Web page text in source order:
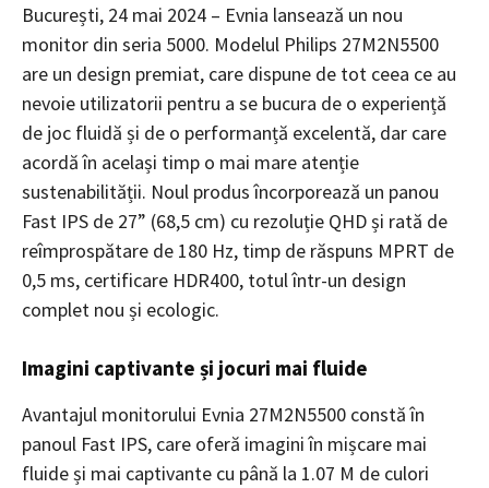
București, 24 mai 2024 – Evnia lansează un nou
monitor din seria 5000. Modelul Philips 27M2N5500
are un design premiat, care dispune de tot ceea ce au
nevoie utilizatorii pentru a se bucura de o experiență
de joc fluidă și de o performanță excelentă, dar care
acordă în același timp o mai mare atenție
sustenabilității. Noul produs încorporează un panou
Fast IPS de 27” (68,5 cm) cu rezoluție QHD și rată de
reîmprospătare de 180 Hz, timp de răspuns MPRT de
0,5 ms, certificare HDR400, totul într-un design
complet nou și ecologic.
Imagini captivante și jocuri mai fluide
Avantajul monitorului Evnia 27M2N5500 constă în
panoul Fast IPS, care oferă imagini în mișcare mai
fluide și mai captivante cu până la 1.07 M de culori